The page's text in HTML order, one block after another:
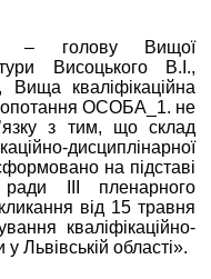
– голову Вищої
Висоцького В.І.,
кваліфікаційна
ОСОБА_1. не
з тим, що склад
дисциплінарної
на підставі
ради
пленарного
від 15 травня
кваліфікаційно-
у Львівській області».